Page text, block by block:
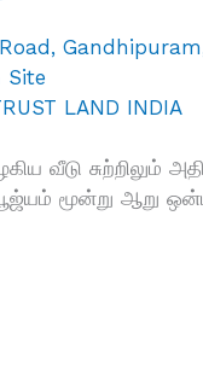
Site
LAND INDIA
வீடு சுற்றிலும்
மூன்று ஆறு